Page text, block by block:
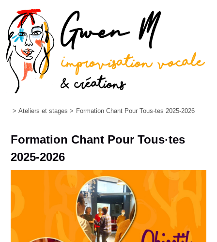
> Ateliers et stages > Formation Chant Pour Tous·tes 2025-2026
Formation Chant Pour Tous·tes
2025-2026